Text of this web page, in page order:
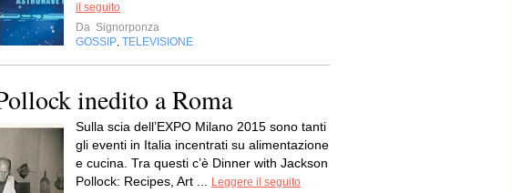
il seguito
Da Signorponza
GOSSIP TELEVISIONE
inedito a Roma
Sulla scia dell’EXPO Milano 2015 sono tanti
gli eventi in Italia incentrati su alimentazione
e cucina. Tra questi c’è Dinner with Jackson
Pollock: Recipes, Art ...
Leggere il seguito